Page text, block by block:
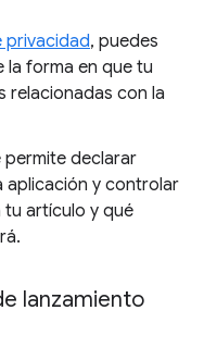
privacidad, puedes
la forma en que tu
relacionadas con la
permite declarar
aplicación y controlar
tu artículo y qué
lanzamiento